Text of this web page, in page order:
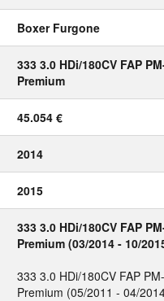
Boxer Furgone
333 3.0 HDi/180CV FAP
Premium
45.054 €
2014
2015
333 3.0 HDi/180CV FAP
Premium (03/2014 - 10/
333 3.0 HDi/180CV FAP
Premium (05/2011 - 04/